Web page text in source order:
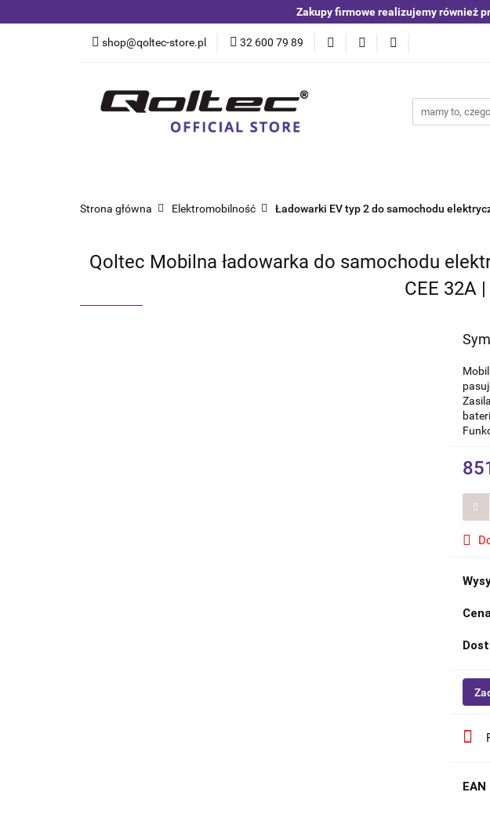
Zakupy firmowe realizujemy również
shop@qoltec-store.pl 32 600 79 89
Blog
Kategorie Czujniki i detektory
Strona główna Elektromobilność Ładowarki EV typ 2 do samochodu
Qoltec Mobilna ładowarka do samochodu
CEE 32A
EAN